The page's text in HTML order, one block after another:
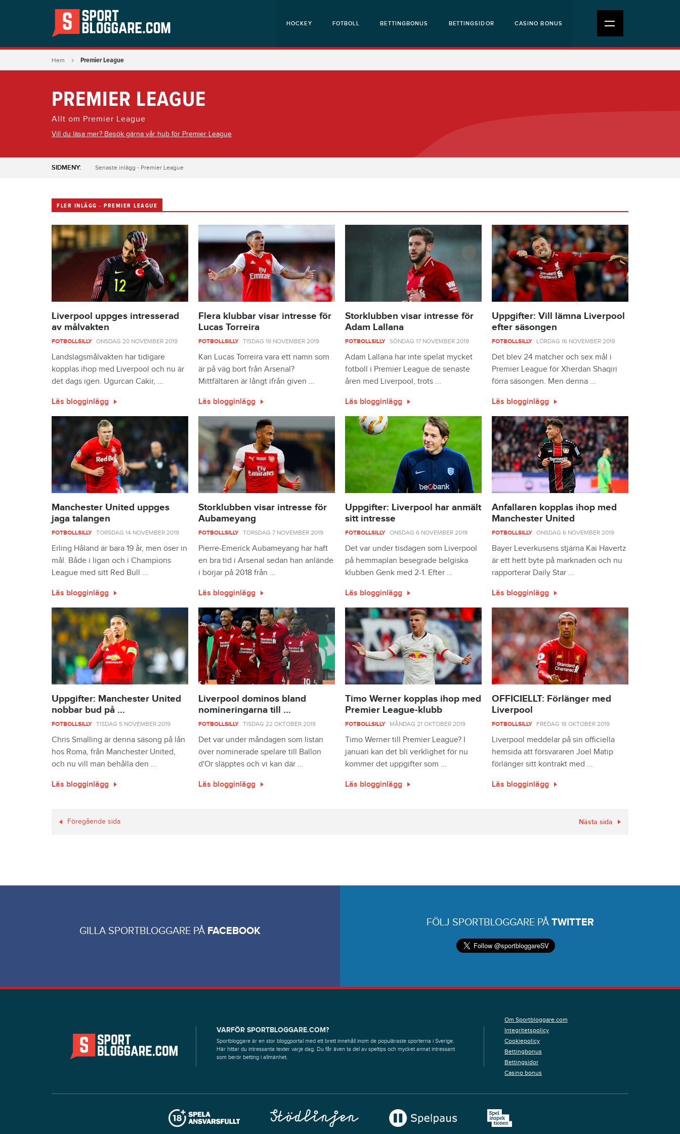
HOCKEY FOTBOLL BETTINGBONUS BETTINGSIDOR CASINO BONUS
Hem Premier League
PREMIER LEAGUE
Allt om Premier League
Vill du läsa mer? Besök gärna vår hub för Premier League
SIDMENY: Senaste inlägg - Premier League
FLER INLÄGG - PREMIER LEAGUE
Liverpool uppges intresserad
av målvakten
FOTBOLLSILLY ONSDAG 20 NOVEMBER 2019
Landslagsmålvakten har tidigare
kopplas ihop med Liverpool och nu är
det dags igen. Ugurcan Cakir, ...
Läs blogginlägg
Flera klubbar visar intresse för
Lucas Torreira
FOTBOLLSILLY TISDAG 19 NOVEMBER 2019
Kan Lucas Torreira vara ett namn som
är på väg bort från Arsenal?
Mittfältaren är långt ifrån given ...
Läs blogginlägg
Storklubben visar intresse för
Adam Lallana
FOTBOLLSILLY SÖNDAG 17 NOVEMBER 2019
Adam Lallana har inte spelat mycket
fotboll i Premier League de senaste
åren med Liverpool, trots ...
Läs blogginlägg
Uppgifter: Vill lämna Liverpool
efter säsongen
FOTBOLLSILLY LÖRDAG 16 NOVEMBER 2019
Det blev 24 matcher och sex mål i
Premier League för Xherdan Shaqiri
förra säsongen. Men denna ...
Läs blogginlägg
Manchester United uppges
jaga talangen
FOTBOLLSILLY TORSDAG 14 NOVEMBER 2019
Erling Håland är bara 19 år, men öser in
mål. Både i ligan och i Champions
League med sitt Red Bull ...
Läs blogginlägg
Storklubben visar intresse för
Aubameyang
FOTBOLLSILLY TORSDAG 7 NOVEMBER 2019
Pierre-Emerick Aubameyang har haft
en bra tid i Arsenal sedan han anlände
i börjar på 2018 från ...
Läs blogginlägg
Uppgifter: Liverpool har anmält
sitt intresse
FOTBOLLSILLY ONSDAG 6 NOVEMBER 2019
Det var under tisdagen som Liverpool
på hemmaplan besegrade belgiska
klubben Genk med 2-1. Efter ...
Läs blogginlägg
Anfallaren kopplas ihop med
Manchester United
FOTBOLLSILLY ONSDAG 6 NOVEMBER 2019
Bayer Leverkusens stjärna Kai Havertz
är ett hett byte på marknaden och nu
rapporterar Daily Star ...
Läs blogginlägg
Uppgifter: Manchester United
nobbar bud på ...
FOTBOLLSILLY TISDAG 5 NOVEMBER 2019
Chris Smalling är denna säsong på lån
hos Roma, från Manchester United,
och nu vill man behålla den ...
Läs blogginlägg
Liverpool dominos bland
nomineringarna till ...
FOTBOLLSILLY TISDAG 22 OKTOBER 2019
Det var under måndagen som listan
över nominerade spelare till Ballon
d'Or släpptes och vi kan där ...
Läs blogginlägg
Timo Werner kopplas ihop med
Premier League-klubb
FOTBOLLSILLY MÅNDAG 21 OKTOBER 2019
Timo Werner till Premier League? I
januari kan det bli verklighet för nu
kommer det uppgifter som ...
Läs blogginlägg
OFFICIELLT: Förlänger med
Liverpool
FOTBOLLSILLY FREDAG 18 OKTOBER 2019
Liverpool meddelar på sin officiella
hemsida att försvararen Joel Matip
förlänger sitt kontrakt med ...
Läs blogginlägg
Föregående sida Nästa sida
GILLA SPORTBLOGGARE PÅ FACEBOOK
FÖLJ SPORTBLOGGARE PÅ TWITTER
VARFÖR SPORTBLOGGARE.COM?
Sportbloggare är en stor bloggportal med ett brett innehåll inom de populäraste sporterna i Sverige.
Här hittar du intressanta texter varje dag. Du får även ta del av speltips och mycket annat intressant
som berör betting i allmänhet.
Om Sportbloggare.com
Integritetspolicy
Cookiepolicy
Bettingbonus
Bettingsidor
Casino bonus